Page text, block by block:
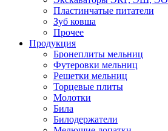
Пластинчатые питатели
Зуб ковша
Прочее
Продукция
Бронеплиты мельниц
Футеровки мельниц
Решетки мельниц
Торцевые плиты
Молотки
Била
Билодержатели